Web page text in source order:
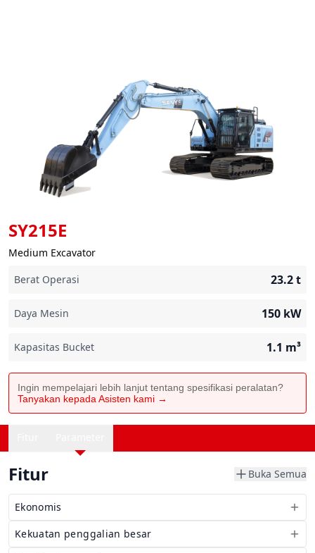
SY215E
Medium Excavator
Berat Operasi
23.2t
Daya Mesin 150 kW
Kapasitas Bucket 1.1 m³
Ingin mempelajari lebih lanjut tentang spesifikasi peralatan?
Tanyakan kepada Asisten kami →
Fitur Buka Semua
Ekonomis
Kekuatan penggalian besar